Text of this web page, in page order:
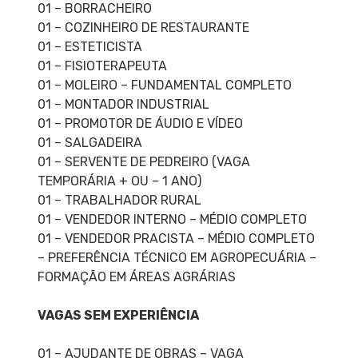
01 – BORRACHEIRO
01 – COZINHEIRO DE RESTAURANTE
01 – ESTETICISTA
01 – FISIOTERAPEUTA
01 – MOLEIRO – FUNDAMENTAL COMPLETO
01 – MONTADOR INDUSTRIAL
01 – PROMOTOR DE ÁUDIO E VÍDEO
01 – SALGADEIRA
01 – SERVENTE DE PEDREIRO (VAGA
TEMPORÁRIA + OU – 1 ANO)
01 – TRABALHADOR RURAL
01 – VENDEDOR INTERNO – MÉDIO COMPLETO
01 – VENDEDOR PRACISTA – MÉDIO COMPLETO
– PREFERÊNCIA TÉCNICO EM AGROPECUÁRIA –
FORMAÇÃO EM ÁREAS AGRÁRIAS
VAGAS SEM EXPERIÊNCIA
01 – AJUDANTE DE OBRAS – VAGA